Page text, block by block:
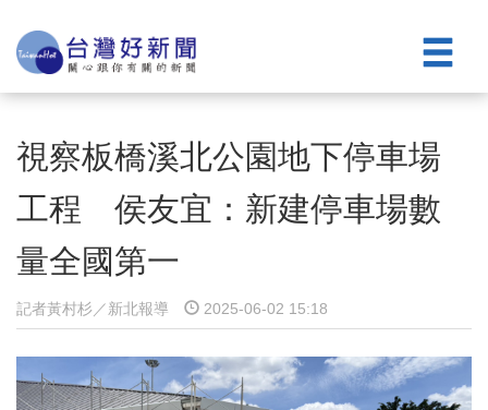
視察板橋溪北公園地下停車場
工程 侯友宜：新建停車場數
量全國第一
記者黃村杉／新北報導 2025-06-02 15:18